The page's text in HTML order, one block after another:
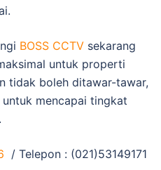
BOSS CCTV sekarang
untuk properti
tidak boleh ditawar-tawar,
mencapai tingkat
/ Telepon : (021)53149171